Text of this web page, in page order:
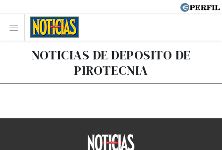
NOTICIAS DE DEPOSITO DE
PIROTECNIA